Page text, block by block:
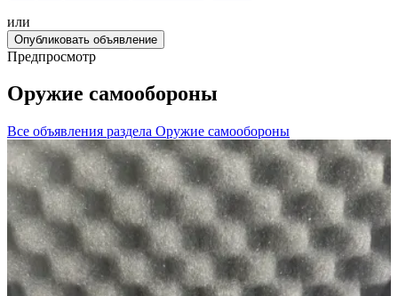
или
Опубликовать объявление
Предпросмотр
Оружие самообороны
Все объявления раздела Оружие самообороны